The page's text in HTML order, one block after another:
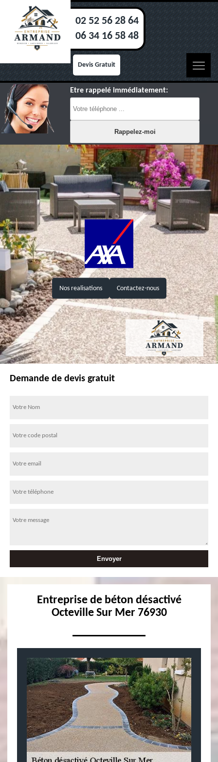
02 52 56 28 64
06 34 16 58 48
Devis Gratuit
Etre rappelé immédiatement:
Nos realisations Contactez-nous
Demande de devis gratuit
Entreprise de béton désactivé
Octeville Sur Mer 76930